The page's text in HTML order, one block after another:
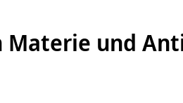
Materie und